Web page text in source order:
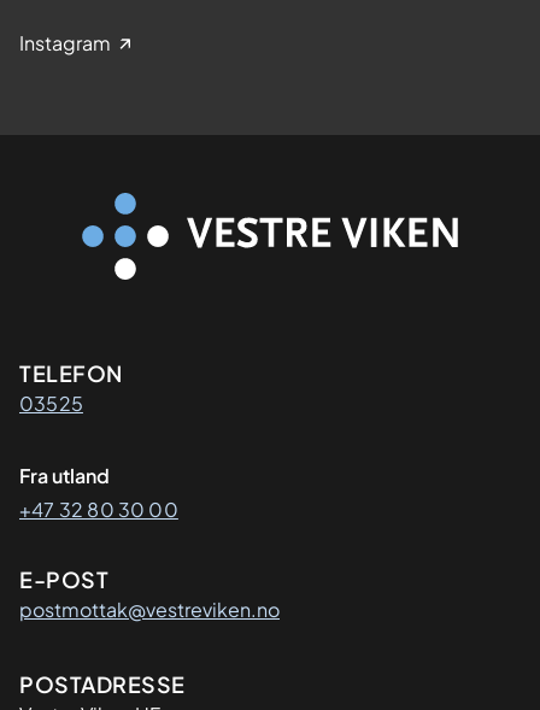
Instagram
Kontaktinformasjon
TELEFON
03525
Fra utland
+47 32 80 30 00
E-POST
postmottak@vestreviken.no
Adresse
POSTADRESSE